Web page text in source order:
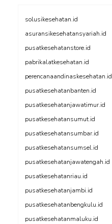
solusikesehatan.id
asuransikesehatansyariah.id
pusatkesehatanstore.id
pabrikalatkesehatan.id
perencanaandinaskesehatan.id
pusatkesehatanbanten.id
pusatkesehatanjawatimur.id
pusatkesehatansumut.id
pusatkesehatansumbar.id
pusatkesehatansumsel.id
pusatkesehatanjawatengah.id
pusatkesehatanriau.id
pusatkesehatanjambi.id
pusatkesehatanbengkulu.id
pusatkesehatanmaluku.id